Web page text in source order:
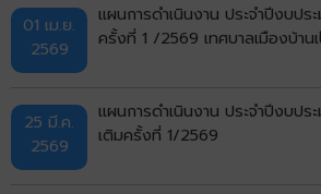
01 เม.ย.
2569
แผนการดำเนินงาน ประจำปีงบป
ครั้งที่ 1 /2569 เทศบาลเมืองบ้าน
25 มี.ค.
2569
แผนการดำเนินงาน ประจำปีงบป
เติมครั้งที่ 1/2569